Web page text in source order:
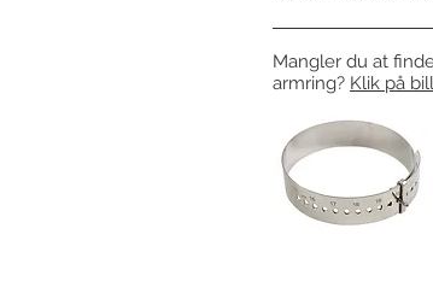
Mangler du at
armring? Klik på